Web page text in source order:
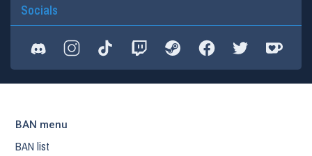
Socials
BAN menu
BAN list